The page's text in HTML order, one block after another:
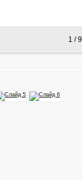
1 / 9